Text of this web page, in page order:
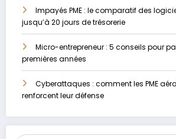
Impayés PME : le comparatif des
jusqu’à 20 jours de trésorerie
Micro-entrepreneur : 5 conseils pour
premières années
Cyberattaques : comment les PME
renforcent leur défense